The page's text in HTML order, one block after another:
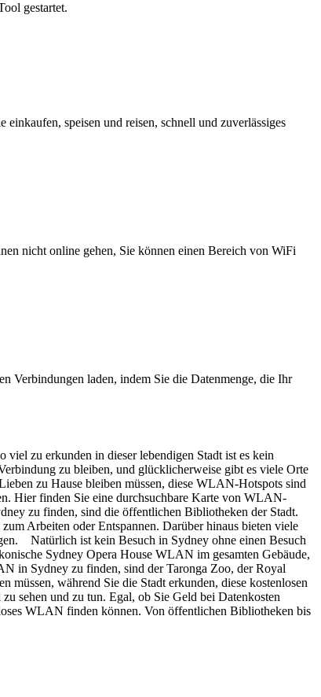
gestartet.
speisen und reisen, schnell und zuverlässiges
nicht online gehen, Sie können einen Bereich von WiFi
Verbindungen laden, indem Sie die Datenmenge, die Ihr
zu erkunden in dieser lebendigen Stadt ist es kein
zu bleiben, und glücklicherweise gibt es viele Orte
zu Hause bleiben müssen, diese WLAN-Hotspots sind
Hier finden Sie eine durchsuchbare Karte von WLAN-
zu finden, sind die öffentlichen Bibliotheken der Stadt.
Arbeiten oder Entspannen. Darüber hinaus bieten viele
Natürlich ist kein Besuch in Sydney ohne einen Besuch
Sydney Opera House WLAN im gesamten Gebäude,
in Sydney zu finden, sind der Taronga Zoo, der Royal
während Sie die Stadt erkunden, diese kostenlosen
sehen und zu tun. Egal, ob Sie Geld bei Datenkosten
WLAN finden können. Von öffentlichen Bibliotheken bis